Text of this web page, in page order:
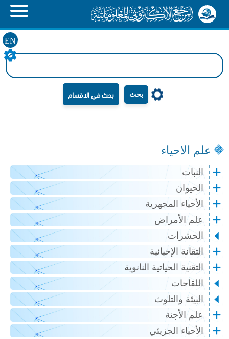
EN
بحث
علم الاحياء
النبات
الحيوان
الأحياء المجهرية
علم الأمراض
الحشرات
التقانة الإحيائية
التقنية الحياتية النانوية
اللقاحات
البيئة والتلوث
علم الأجنة
الأحياء الجزيئي